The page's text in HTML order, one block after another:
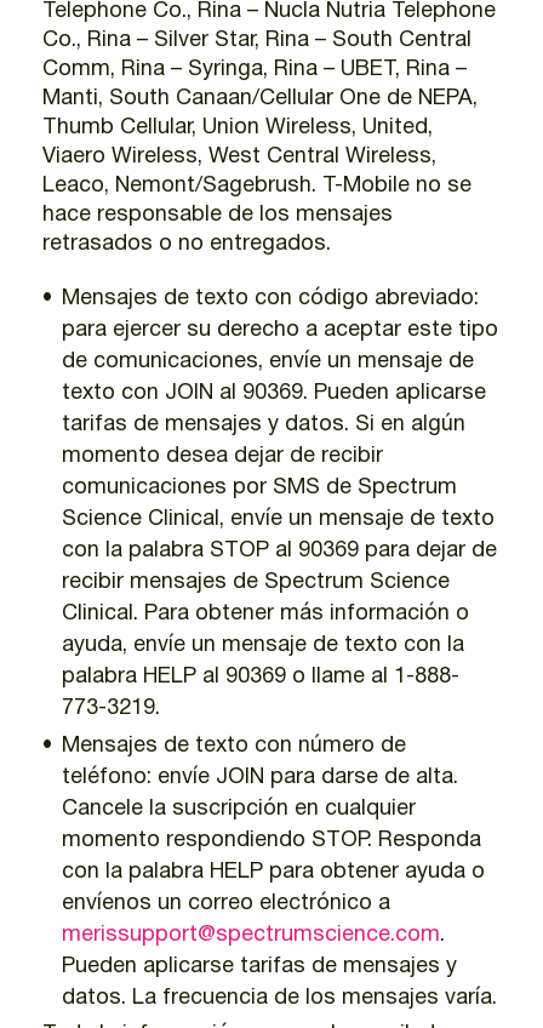
Telephone Co., Rina – Nucla Nutria Telephone
Co., Rina – Silver Star, Rina – South Central
Comm, Rina – Syringa, Rina – UBET, Rina –
Manti, South Canaan/Cellular One de NEPA,
Thumb Cellular, Union Wireless, United,
Viaero Wireless, West Central Wireless,
Leaco, Nemont/Sagebrush. T-Mobile no se
hace responsable de los mensajes
retrasados o no entregados.
Mensajes de texto con código abreviado:
para ejercer su derecho a aceptar este tipo
de comunicaciones, envíe un mensaje de
texto con JOIN al 90369. Pueden aplicarse
tarifas de mensajes y datos. Si en algún
momento desea dejar de recibir
comunicaciones por SMS de Spectrum
Science Clinical, envíe un mensaje de texto
con la palabra STOP al 90369 para dejar de
recibir mensajes de Spectrum Science
Clinical. Para obtener más información o
ayuda, envíe un mensaje de texto con la
palabra HELP al 90369 o llame al 1-888-
773-3219.
Mensajes de texto con número de
teléfono: envíe JOIN para darse de alta.
Cancele la suscripción en cualquier
momento respondiendo STOP. Responda
con la palabra HELP para obtener ayuda o
envíenos un correo electrónico a
merissupport@spectrumscience.com.
Pueden aplicarse tarifas de mensajes y
datos. La frecuencia de los mensajes varía.